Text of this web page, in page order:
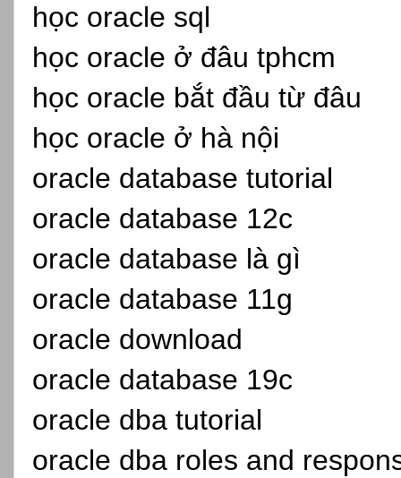
học oracle sql
học oracle ở đâu tphcm
học oracle bắt đầu từ đâu
học oracle ở hà nội
oracle database tutorial
oracle database 12c
oracle database là gì
oracle database 11g
oracle download
oracle database 19c
oracle dba tutorial
oracle dba roles and